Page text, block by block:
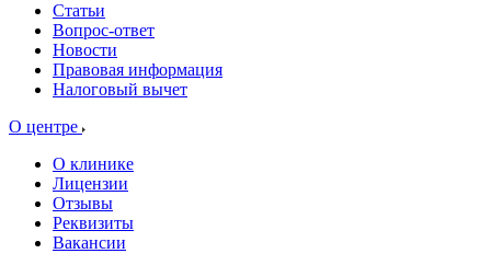
Статьи
Вопрос-ответ
Новости
Правовая информация
Налоговый вычет
О центре
О клинике
Лицензии
Отзывы
Реквизиты
Вакансии